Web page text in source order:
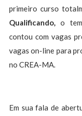
primeiro curso
Qualificando,o
contou com vagas
vagas on-line para
no CREA-MA.
Em sua fala de